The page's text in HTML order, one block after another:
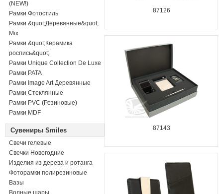
(NEW!)
Рамки Фотостиль
Рамки &quot;Деревянные&quot;
Mix
Рамки &quot;Керамика
роспись&quot;
Рамки Unique Collection De Luxe
Рамки PATA
Рамки Image Art Деревянные
Рамки Стеклянные
Рамки PVC (Резиновые)
Рамки MDF
Сувениры Smiles
Свечи гелевые
Свечки Новогодние
Изделия из дерева и ротанга
Фоторамки полирезиновые
Вазы
Водные шары
87126
87143